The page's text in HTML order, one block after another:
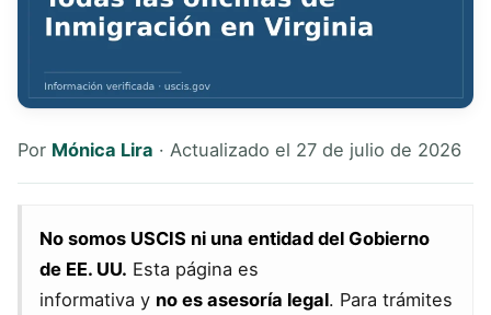
Por Mónica Lira · Actualizado el 27 de julio de 2026
No somos USCIS ni una entidad del Gobierno
de EE. UU. Esta página es
informativa y no es asesoría legal. Para trámites